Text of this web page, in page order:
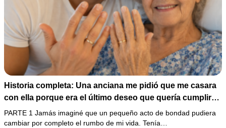
Historia completa: Una anciana me pidió que me casara
con ella porque era el último deseo que quería cumplir
antes de morir. Después de su fallecimiento, su abogado
puso en mis manos una vieja bolsa de hospital que
PARTE 1 Jamás imaginé que un pequeño acto de bondad pudiera
cambiar por completo el rumbo de mi vida. Tenía…